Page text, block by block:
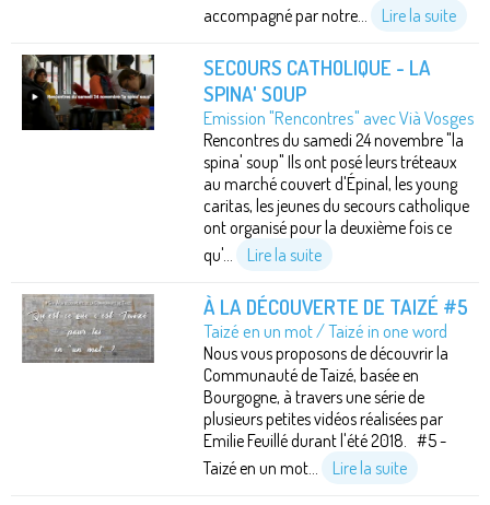
accompagné par notre...
Lire la suite
SECOURS CATHOLIQUE - LA
SPINA' SOUP
Emission "Rencontres" avec Vià Vosges
Rencontres du samedi 24 novembre "la
spina' soup" Ils ont posé leurs tréteaux
au marché couvert d'Épinal, les young
caritas, les jeunes du secours catholique
ont organisé pour la deuxième fois ce
qu'...
Lire la suite
À LA DÉCOUVERTE DE TAIZÉ #5
Taizé en un mot / Taizé in one word
Nous vous proposons de découvrir la
Communauté de Taizé, basée en
Bourgogne, à travers une série de
plusieurs petites vidéos réalisées par
Emilie Feuillé durant l'été 2018. #5 -
Taizé en un mot...
Lire la suite